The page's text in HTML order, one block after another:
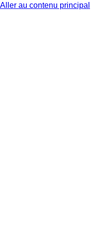
Aller au contenu principal